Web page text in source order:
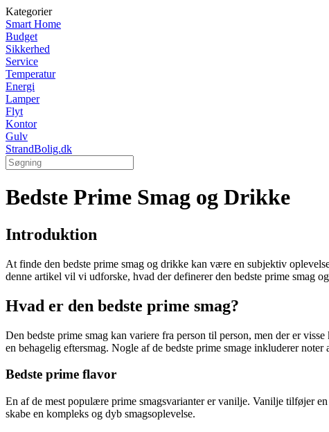
Kategorier
Smart Home
Budget
Sikkerhed
Service
Temperatur
Energi
Lamper
Flyt
Kontor
Gulv
StrandBolig.dk
Bedste Prime Smag og Drikke
Introduktion
At finde den bedste prime smag og drikke kan være en subjektiv
denne artikel vil vi udforske, hvad der definerer den bedste prime smag
Hvad er den bedste prime smag?
Den bedste prime smag kan variere fra person til person, men der er
en behagelig eftersmag. Nogle af de bedste prime smage inkluderer
Bedste prime flavor
En af de mest populære prime smagsvarianter er vanilje. Vanilje tilføjer
skabe en kompleks og dyb smagsoplevelse.